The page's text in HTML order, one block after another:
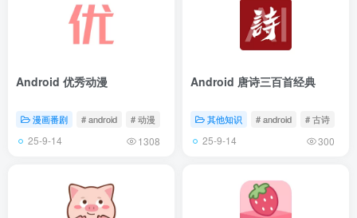
Android 优秀动漫
漫画番剧 # android # 动漫
25-9-14 1308
Android 唐诗三百首经典
其他知识 # android # 古诗
25-9-14 300